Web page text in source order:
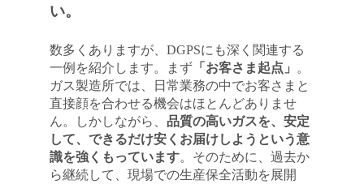
い。
数多くありますが、DGPSにも深く関連する
一例を紹介します。まず「お客さま起点」 。
ガス製造所では、日常業務の中でお客さまと
直接顔を合わせる機会はほとんどありませ
ん。しかしながら、 品質の高いガスを、安定
して、できるだけ安くお届けしようという意
識を強くもっています。そのために、過去か
ら継続して、現場での生産保全活動を展開